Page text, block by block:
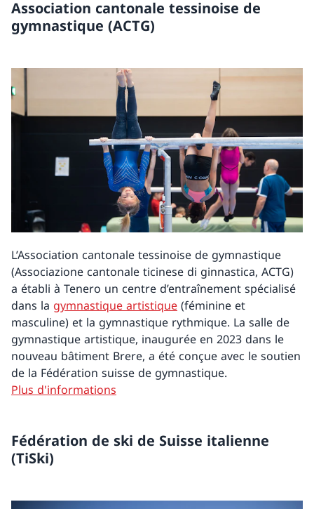
Association cantonale tessinoise de
gymnastique (ACTG)
L’Association cantonale tessinoise de gymnastique
(Associazione cantonale ticinese di ginnastica, ACTG)
a établi à Tenero un centre d’entraînement spécialisé
dans la gymnastique artistique (féminine et
masculine) et la gymnastique rythmique. La salle de
gymnastique artistique, inaugurée en 2023 dans le
nouveau bâtiment Brere, a été conçue avec le soutien
de la Fédération suisse de gymnastique.
Plus d'informations
Fédération de ski de Suisse italienne
(TiSki)